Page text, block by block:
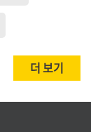
더 보기